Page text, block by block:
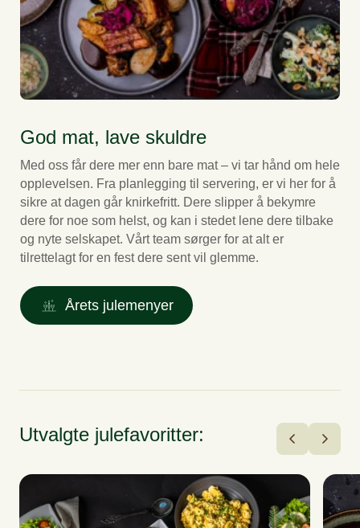
God mat, lave skuldre
Med oss får dere mer enn bare mat – vi tar hånd om hele
opplevelsen. Fra planlegging til servering, er vi her for å
sikre at dagen går knirkefritt. Dere slipper å bekymre
dere for noe som helst, og kan i stedet lene dere tilbake
og nyte selskapet. Vårt team sørger for at alt er
tilrettelagt for en fest dere sent vil glemme.
Årets julemenyer
Utvalgte julefavoritter: